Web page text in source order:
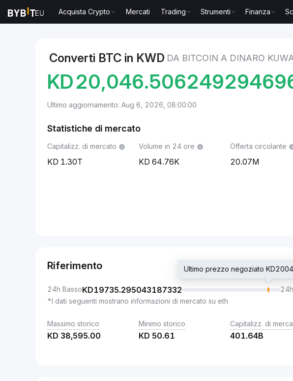
Acquista Crypto Mercati Trading Strumenti Finanza
Converti BTC in KWD DA BITCOIN A DINARO
KD
Ultimo aggiornamento: Aug 6, 2026, 08:00:00
Statistiche di mercato
Capitalizz. di mercato
1.30T
Volume in 24 ore
64.76K
Offerta circolante
20.07M
Riferimento
24h BassoKD19735.295043187332
Ultimo prezzo negoziato
*I dati seguenti mostrano informazioni di mercato su eth
Massimo storico
KD 38,595.00
Minimo storico
KD 50.61
Capitalizz. di
401.64B